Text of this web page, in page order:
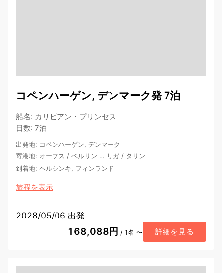
コペンハーゲン, デンマーク発 7泊
船名: カリビアン・プリンセス
日数: 7泊
出発地: コペンハーゲン, デンマーク
寄港地: オーフス / ベルリン … リガ / タリン
到着地: ヘルシンキ, フィンランド
旅程を表示
2028/05/06 出発
168,088円 / 1名 〜 詳細を見る